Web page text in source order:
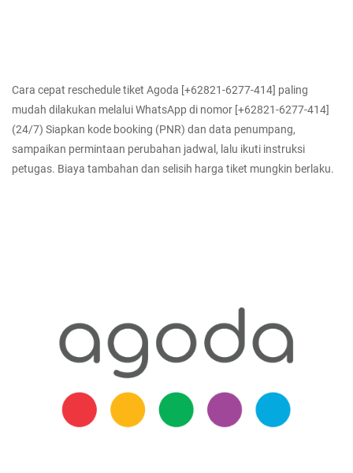
Cara cepat reschedule tiket Agoda [+62821-6277-414] paling
mudah dilakukan melalui WhatsApp di nomor [+62821-6277-414]
(24/7) Siapkan kode booking (PNR) dan data penumpang,
sampaikan permintaan perubahan jadwal, lalu ikuti instruksi
petugas. Biaya tambahan dan selisih harga tiket mungkin berlaku.